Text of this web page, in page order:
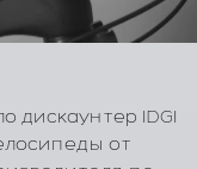
дискаунтер IDGI
от